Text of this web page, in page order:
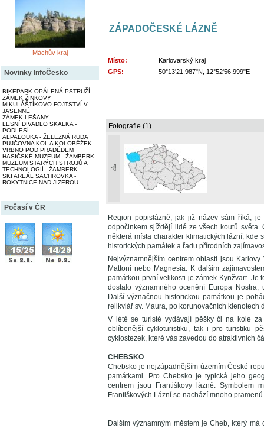
Máchův kraj
Novinky InfoČesko
BIKEPARK OPÁLENÁ PSTRUŽÍ
ZÁMEK ŽINKOVY
MIKULÁŠTÍKOVO FOJTSTVÍ V
JASENNÉ
ZÁMEK LEŠANY
LESNÍ DIVADLO SKALKA -
PODLESÍ
ALPALOUKA - ŽELEZNÁ RUDA
PŮJČOVNA KOL A KOLOBĚŽEK -
VRBNO POD PRADĚDEM
HASIČSKÉ MUZEUM - ŽAMBERK
MUZEUM STARÝCH STROJŮ A
TECHNOLOGIÍ - ŽAMBERK
SKI AREÁL SACHROVKA -
ROKYTNICE NAD JIZEROU
Počasí v ČR
ZÁPADOČESKÉ LÁZNĚ
Místo:
Karlovarský kraj
GPS:
50°13'21,987"N, 12°52'56,999"E
Fotografie (1)
Region popislázně, jak již název sám říká,
odpočinkem sjíždějí lidé ze všech koutů
některá místa charakter klimatických lázní,
historických památek a řadu přírodních
Nejvýznamnějším centrem oblasti jsou
Mattoni nebo Magnesia. K dalším
památkou první velikosti je zámek Kynžvart. Je
dostalo významného ocenění Europa Nostra,
Další význačnou historickou památkou je
relikviář sv. Maura, po korunovačních
V létě se turisté vydávají pěšky či na kole
oblíbenější cykloturistiku, tak i pro turistiku
cyklostezek, které vás zavedou do atraktivních
CHEBSKO
Chebsko je nejzápadnějším územím České
památkami. Pro Chebsko je typická jeho
centrem jsou Františkovy lázně. Symbolem
Františkových Lázní se nachází mnoho
Dalším významným městem je Cheb, který